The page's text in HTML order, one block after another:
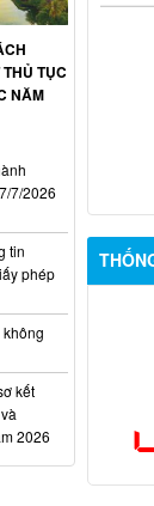
TỤC
NĂM
7/2026
tin
phép
kết
2026